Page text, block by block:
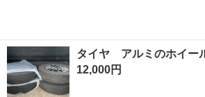
タイヤ アルミのホイー
12,000円